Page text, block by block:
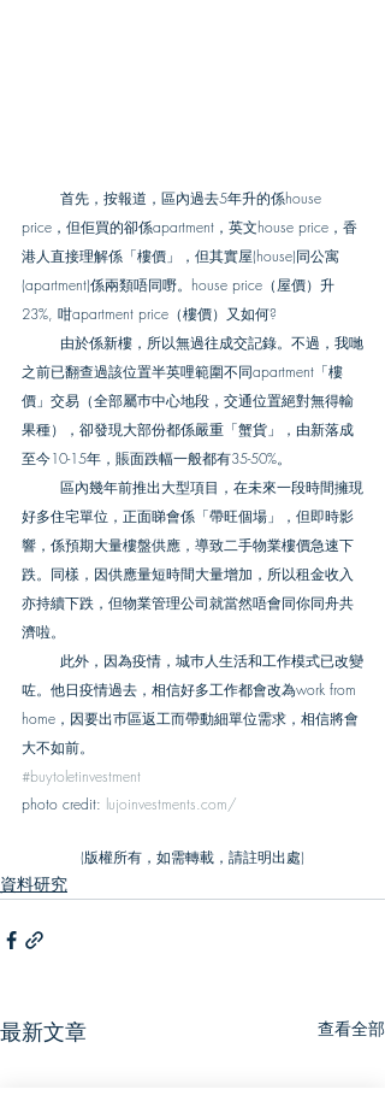
price，但佢買的卻係apartment，英文house price，香
港人直接理解係「樓價」，但其實屋(house)同公寓
(apartment)係兩類唔同嘢。house price（屋價）升
23%, 咁apartment price（樓價）又如何?
之前已翻查過該位置半英哩範圍不同apartment「樓
價」交易（全部屬巿中心地段，交通位置絕對無得輸
果種），卻發現大部份都係嚴重「蟹貨」，由新落成
至今10-15年，賬面跌幅一般都有35-50%。
好多住宅單位，正面睇會係「帶旺個場」，但即時影
響，係預期大量樓盤供應，導致二手物業樓價急速下
跌。同樣，因供應量短時間大量增加，所以租金收入
亦持續下跌，但物業管理公司就當然唔會同你同舟共
濟啦。
咗。他日疫情過去，相信好多工作都會改為work from
home，因要出巿區返工而帶動細單位需求，相信將會
大不如前。
#buytoletinvestment
photo credit: lujoinvestments.com/
(版權所有，如需轉載，請註明出處)
資料研究
最新文章 查看全部